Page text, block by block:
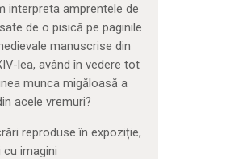
interpreta amprentele de
de o pisică pe paginile
manuscrise din
lea, având în vedere tot
munca migăloasă a
acele vremuri?
reproduse în expoziție,
cu imagini